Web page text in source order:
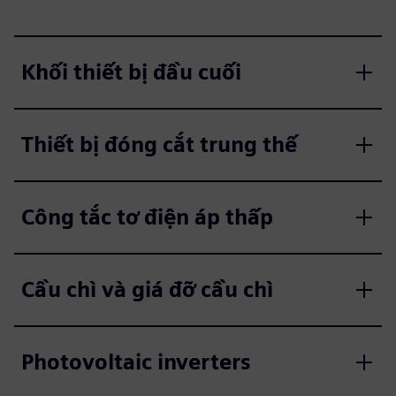
Khối thiết bị đầu cuối
Thiết bị đóng cắt trung thế
Công tắc tơ điện áp thấp
Cầu chì và giá đỡ cầu chì
Photovoltaic inverters